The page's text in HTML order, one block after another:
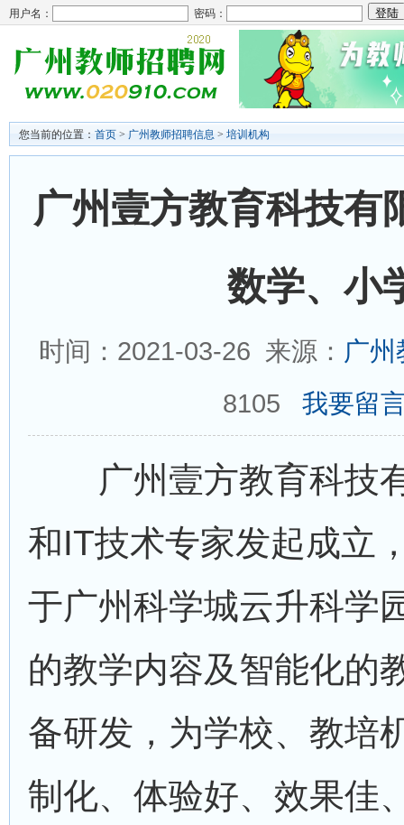
用户名： 密码：
您当前的位置： 首页 > 广州教师招聘信息 > 培训机构
广州壹方教育科技有
数学、小
时间：2021-03-26 来源： 广
8105 我要留
广州壹方教育科技有
和IT技术专家发起成立
于广州科学城云升科学
的教学内容及智能化的
备研发，为学校、教培
制化、体验好、效果佳